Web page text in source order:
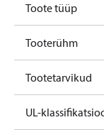
R448AR449AR452A
Toote tüüp
Tooterühm
Tootetarvikud
UL-